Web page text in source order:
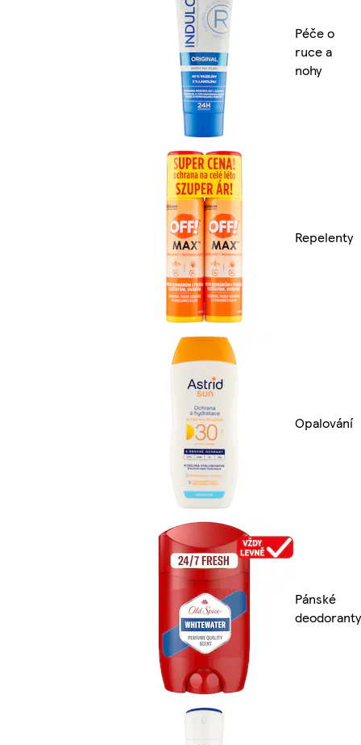
Péče o
ruce a
nohy
Repelenty
Opalování
Pánské
deodoranty